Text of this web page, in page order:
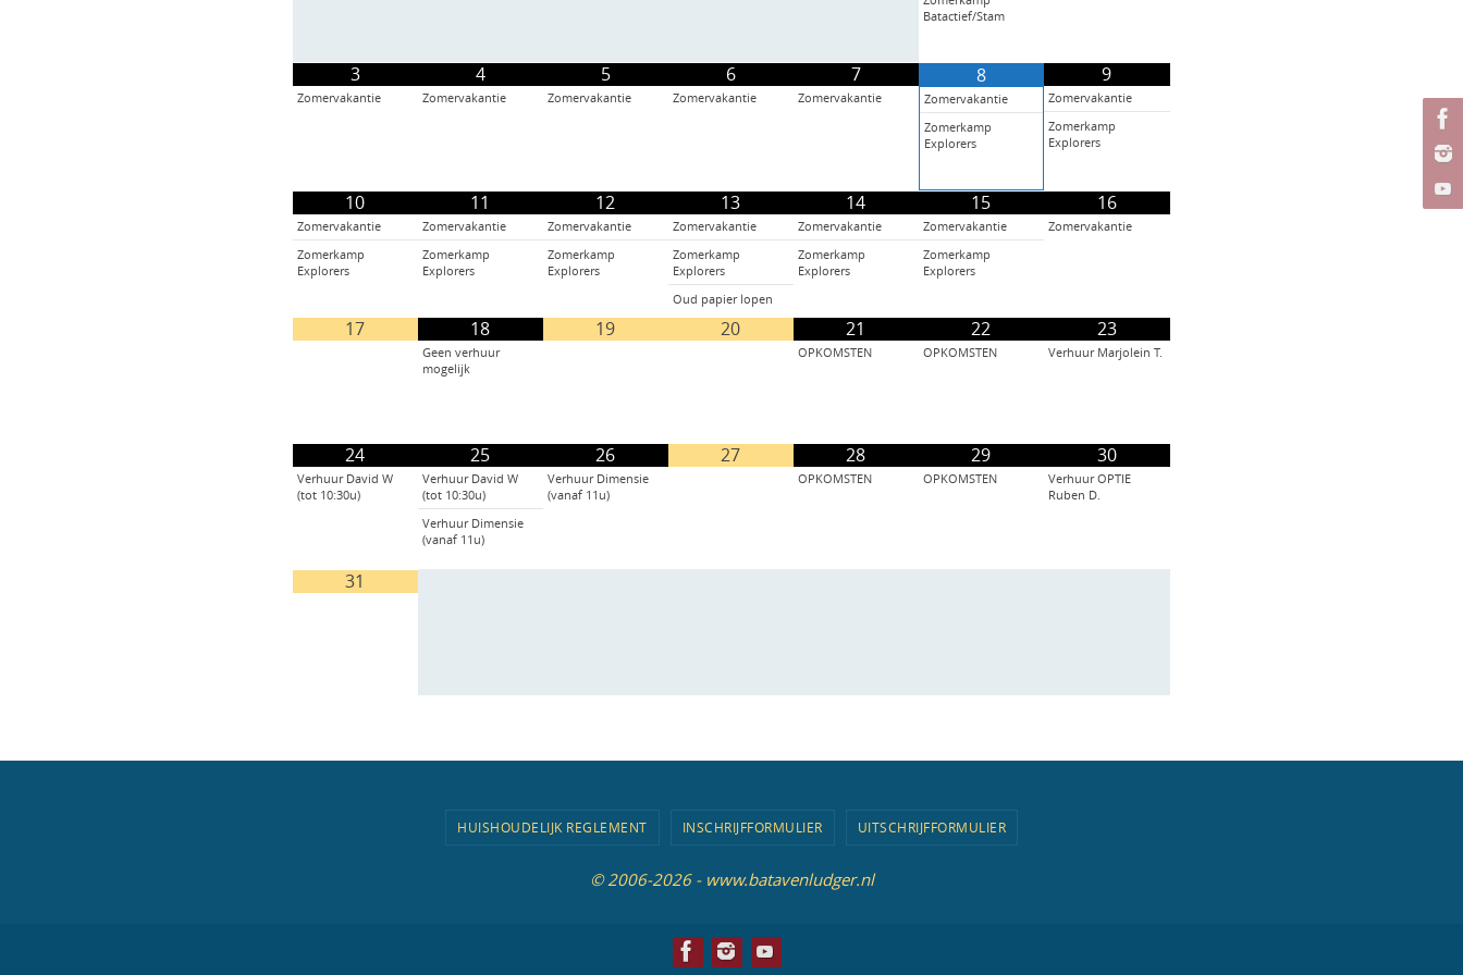
Batactief/Stam
3
Zomervakantie
4
Zomervakantie
5
Zomervakantie
6
Zomervakantie
7
Zomervakantie
8
Zomervakantie
Zomerkamp
Explorers
9
Zomervakantie
Zomerkamp
Explorers
10
Zomervakantie
Zomerkamp
Explorers
11
Zomervakantie
Zomerkamp
Explorers
12
Zomervakantie
Zomerkamp
Explorers
13
Zomervakantie
Zomerkamp
Explorers
Oud papier lopen
14
Zomervakantie
Zomerkamp
Explorers
15
Zomervakantie
Zomerkamp
Explorers
16
Zomervakantie
17 18
Geen verhuur
mogelijk
19 20 21
OPKOMSTEN
22
OPKOMSTEN
23
Verhuur Marjolein T.
24
Verhuur David W
(tot 10:30u)
25
Verhuur David W
(tot 10:30u)
Verhuur Dimensie
(vanaf 11u)
26
Verhuur Dimensie
(vanaf 11u)
27 28
OPKOMSTEN
29
OPKOMSTEN
30
Verhuur OPTIE
Ruben D.
31
HUISHOUDELIJK REGLEMENT INSCHRIJFFORMULIER UITSCHRIJFFORMULIER
© 2006-2026 - www.batavenludger.nl